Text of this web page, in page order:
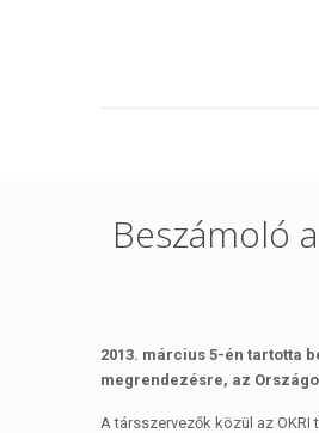
Beszámoló
2013. március 5-én tartotta
megrendezésre, az
A társszervezők közül az